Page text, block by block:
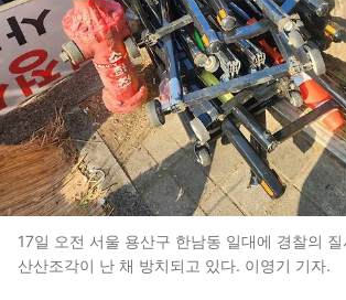
17일 오전 서울 용산구 한남동 일대에 경찰의 질
산산조각이 난 채 방치되고 있다. 이영기 기자.